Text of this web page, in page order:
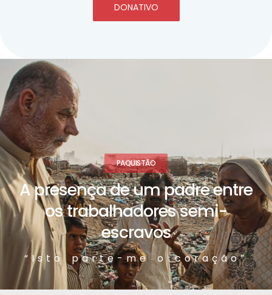
DONATIVO
PAQUISTÃO
A presença de um padre entre
os trabalhadores semi-
escravos
“Isto parte-me o coração”